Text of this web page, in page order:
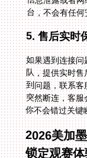
台，不会有任
5. 售后实时
如果遇到连接问
你不会错过关键
2026美加
锁定观赛体